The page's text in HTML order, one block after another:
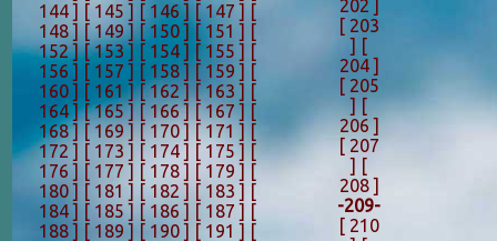
202 ]
[ 203
] [
204 ]
[ 205
] [
206 ]
[ 207
] [
208 ]
-209-
[ 210
144 ] [ 145 ] [ 146 ][ 147 ] [
148 ][ 149 ][ 150 ] [ 151 ] [
152 ][ 153 ] [ 154 ] [ 155 ] [
156 ] [ 157 ] [ 158 ] [ 159 ] [
160 ] [ 161 ][ 162 ][ 163 ] [
164 ][ 165 ][ 166 ][ 167 ] [
168 ][ 169 ][ 170 ] [ 171 ] [
172 ] [ 173 ] [ 174 ] [ 175 ] [
176 ] [ 177 ] [ 178 ] [ 179 ] [
180 ] [ 181 ] [ 182 ] [ 183 ] [
184 ] [ 185 ] [ 186 ] [ 187 ] [
188 ] [ 189 ] [ 190 ] [ 191 ] [